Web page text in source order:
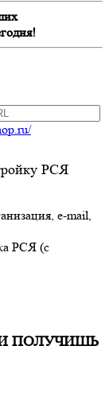
РСЯ
e-mail,
РСЯ (с
ПОЛУЧИШЬ